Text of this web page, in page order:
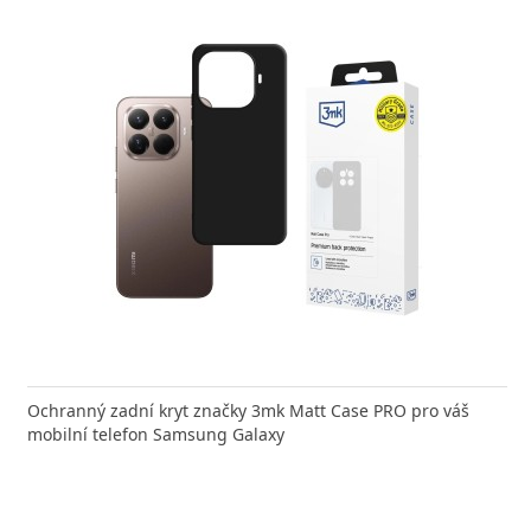
Ochranný zadní kryt značky 3mk Matt Case PRO pro váš
mobilní telefon Samsung Galaxy